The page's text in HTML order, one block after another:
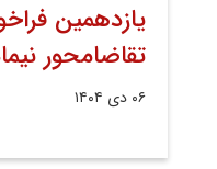
یازدهمین
تقاضامحور
۰۶ دی ۱۴۰۴